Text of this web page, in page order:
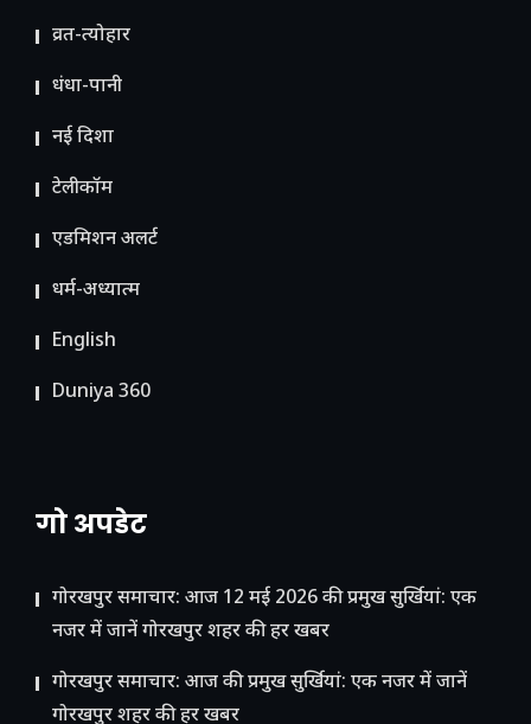
व्रत-त्योहार
धंधा-पानी
नई दिशा
टेलीकॉम
ए​डमिशन अलर्ट
धर्म-अध्यात्म
English
Duniya 360
गो अपडेट
गोरखपुर समाचार: आज 12 मई 2026 की प्रमुख सुर्खियां: एक
नजर में जानें गोरखपुर शहर की हर खबर
गोरखपुर समाचार: आज की प्रमुख सुर्खियां: एक नजर में जानें
गोरखपुर शहर की हर खबर